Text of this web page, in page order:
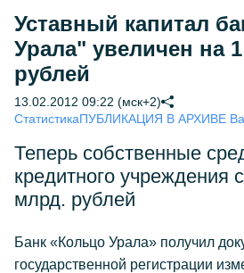
Уставный капитал
Урала" увеличен на
рублей
13.02.2012 09:22 (мск+2)
СтатистикаПУБЛИКАЦИЯ В АРХИВЕ
Теперь собственные
кредитного учреждения
млрд. рублей
Банк «Кольцо Урала» получил
государственной регистрации